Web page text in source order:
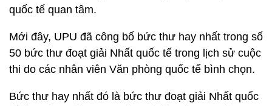
quốc tế quan tâm.
Mới đây, UPU đã công bố bức thư hay nhất trong số
50 bức thư đoạt giải Nhất quốc tế trong lịch sử cuộc
thi do các nhân viên Văn phòng quốc tế bình chọn.
Bức thư hay nhất đó là bức thư đoạt giải Nhất quốc